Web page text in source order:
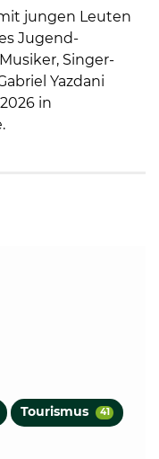
jungen Leuten
Jugend-
Singer-
Yazdani
in
Tourismus 41